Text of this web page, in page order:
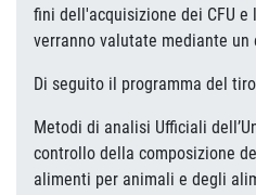
fini dell'acquisizione dei CFU e
verranno valutate mediante un
Di seguito il programma del
Metodi di analisi Ufficiali
controllo della composizione
alimenti per animali e degli